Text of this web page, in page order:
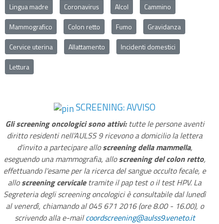
Lingua madre
Coronavirus Alcol
Cammino
Mammografico
Colon retto Fumo
Gravidanza
Cervice uterina
Allattamento
Incidenti domestici
Lettura
SCREENING: AVVISO
Gli screening oncologici sono attivi:tutte le persone aventi
diritto residenti nell’AULSS 9 ricevono a domicilio la lettera
d'invito a partecipare alloscreening della mammella,
eseguendo una mammografia, alloscreening del colon retto,
effettuando l'esame per la ricerca del sangue occulto fecale, e
alloscreening cervicaletramite il pap test o il test HPV. La
Segreteria degli screening oncologici è consultabile dal lunedì
al venerdì, chiamando al 045 671 2016 (ore 8.00 - 16.00), o
scrivendo alla e-mailcoordscreening@aulss9.veneto.it